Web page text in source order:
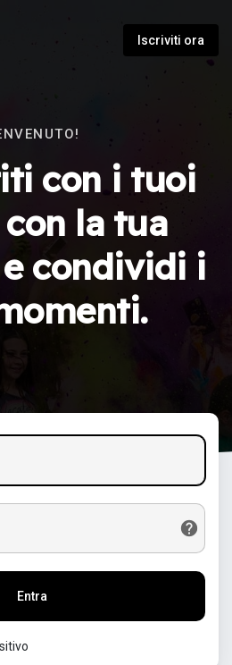
Iscriviti ora
con i tuoi
la tua
condividi i
Entra